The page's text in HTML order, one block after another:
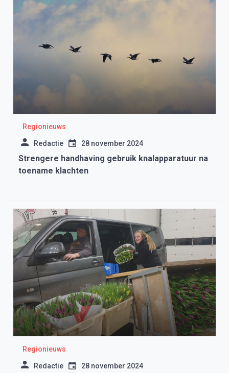
Regionieuws
Redactie 28 november 2024
Strengere handhaving gebruik knalapparatuur na
toename klachten
Regionieuws
Redactie 28 november 2024